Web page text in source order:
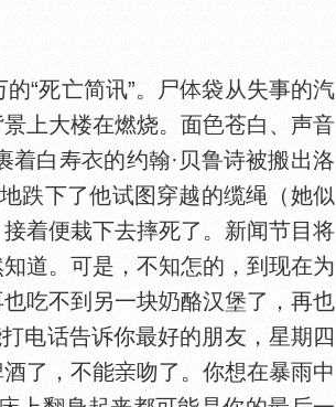
“死亡简讯”。尸
袋从失事的汽
上大楼在燃烧。面
苍白、声音
着白寿
的约翰·贝鲁诗被搬出洛
跌下了他试图穿越的缆绳（她似
着便栽下去摔死了。新闻节目将
道。可是，不知怎的，到现在为
吃不到另一块
酪汉堡了，再也
电话告诉你最好的朋友，星期四
了，不能
吻了。你想在暴雨中